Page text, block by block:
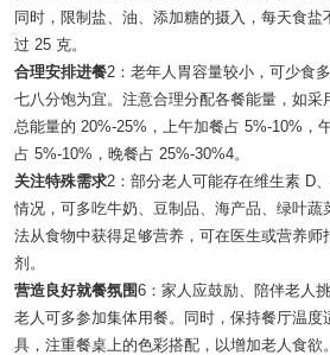
同时，限制盐、油、添加糖的摄入，每天食
过 25 克。
合理安排进餐2 ：老年人胃容量较小，可少食
七八分饱为宜。注意合理分配各餐能量，如采
总能量的 20%-25%，上午加餐占 5%-10%，
占 5%-10%，晚餐占 25%-30%4。
关注特殊需求2 ：部分老人可能存在维生素 D
情况，可多吃牛奶、豆制品、海产品、绿叶蔬
法从食物中获得足够营养，可在医生或营养师
剂。
营造良好就餐氛围6 ：家人应鼓励、陪伴老人
老人可多参加集体用餐。同时，保持餐厅温度
具，注重餐桌上的色彩搭配，以增加老人食欲。